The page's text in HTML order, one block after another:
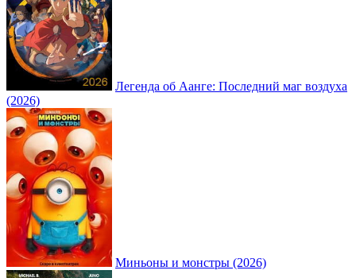
Легенда об Аанге: Последний маг воздуха
(2026)
Миньоны и монстры (2026)